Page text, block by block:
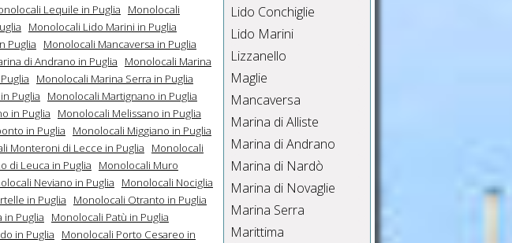
Lequile in Puglia
Monolocali
Monolocali Lido Marini in Puglia
Puglia
Monolocali Mancaversa in Puglia
di Andrano in Puglia
Monolocali Marina
Monolocali Marina Serra in Puglia
Puglia
Monolocali Martignano in Puglia
in Puglia
Monolocali Melissano in Puglia
in Puglia
Monolocali Miggiano in Puglia
Monteroni di Lecce in Puglia
Monolocali
di Leuca in Puglia
Monolocali Muro
Neviano in Puglia
Monolocali Nociglia
in Puglia
Monolocali Otranto in Puglia
in Puglia
Monolocali Patù in Puglia
in Puglia
Monolocali Porto Cesareo in
Lido Conchiglie
Lido Marini
Lizzanello
Maglie
Mancaversa
Marina di Alliste
Marina di Andrano
Marina di Nardò
Marina di Novaglie
Marina Serra
Marittima